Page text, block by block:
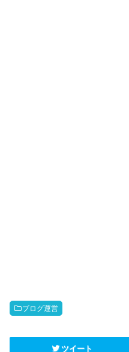
ブログ運営
ツイート